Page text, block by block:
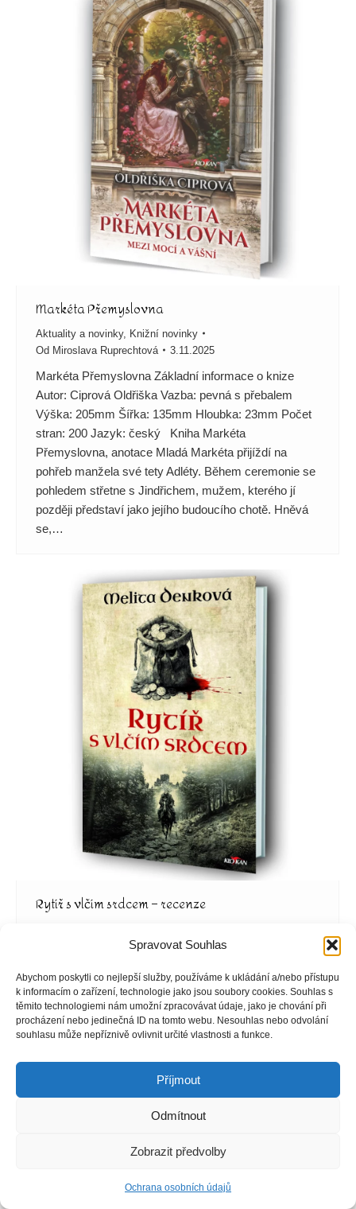
Spravovat Souhlas
Abychom poskytli co nejlepší služby, používáme k ukládání a/nebo přístupu
k informacím o zařízení, technologie jako jsou soubory cookies. Souhlas s
těmito technologiemi nám umožní zpracovávat údaje, jako je chování při
procházení nebo jedinečná ID na tomto webu. Nesouhlas nebo odvolání
souhlasu může nepříznivě ovlivnit určité vlastnosti a funkce.
Příjmout
Odmítnout
Zobrazit předvolby
Ochrana osobních údajů
Markéta Přemyslovna
Aktuality a novinky, Knižní novinky
Od Miroslava Ruprechtová 3.11.2025
Markéta Přemyslovna Základní informace o knize
Autor: Ciprová Oldřiška Vazba: pevná s přebalem
Výška: 205mm Šířka: 135mm Hloubka: 23mm Počet
stran: 200 Jazyk: český Kniha Markéta
Přemyslovna, anotace Mladá Markéta přijíždí na
pohřeb manžela své tety Adléty. Během ceremonie se
pohledem střetne s Jindřichem, mužem, kterého jí
později představí jako jejího budoucího chotě. Hněvá
se,…
Rytíř s vlčím srdcem – recenze
Rytíř s vlčím srdcem – recenze Základní informace o
knize Autor: Denková Melita Vazba: pevná s
přebalem Výška: 205mm Šířka: 135mm
Hloubka: 24mm Počet stran: 208 Jazyk: český O čem
kniha Rytíř s vlčím srdcem je? Panství Hynka ze
jiné podezření. Do sousedního panství…